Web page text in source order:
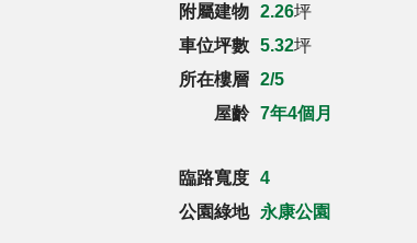
附屬建物 2.26坪
車位坪數 5.32坪
所在樓層 2/5
屋齡 7年4個月
臨路寬度 4
公園綠地
永康公園